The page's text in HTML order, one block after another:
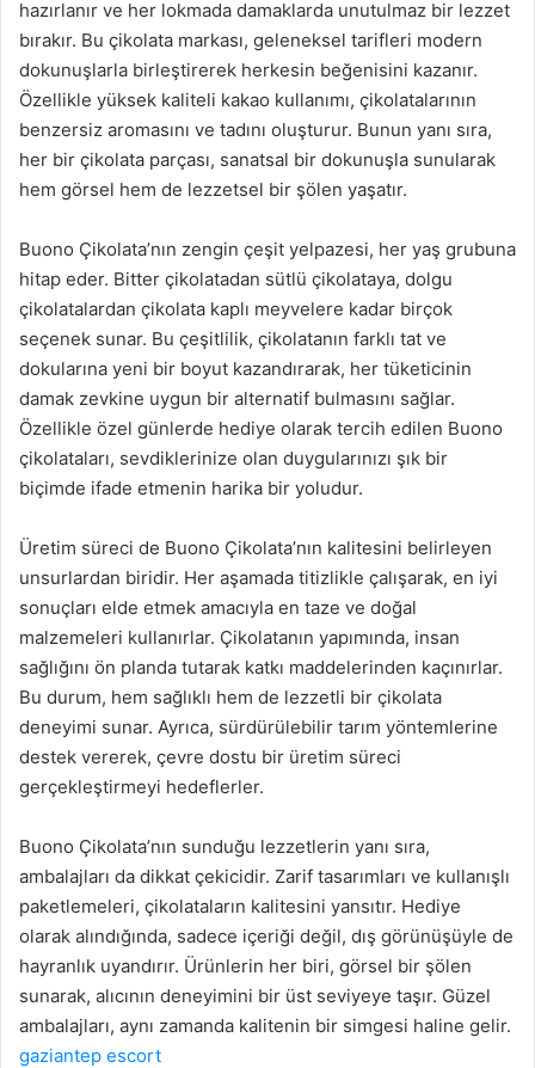
hazırlanır ve her lokmada damaklarda unutulmaz bir lezzet
bırakır. Bu çikolata markası, geleneksel tarifleri modern
dokunuşlarla birleştirerek herkesin beğenisini kazanır.
Özellikle yüksek kaliteli kakao kullanımı, çikolatalarının
benzersiz aromasını ve tadını oluşturur. Bunun yanı sıra,
her bir çikolata parçası, sanatsal bir dokunuşla sunularak
hem görsel hem de lezzetsel bir şölen yaşatır.
Buono Çikolata’nın zengin çeşit yelpazesi, her yaş grubuna
hitap eder. Bitter çikolatadan sütlü çikolataya, dolgu
çikolatalardan çikolata kaplı meyvelere kadar birçok
seçenek sunar. Bu çeşitlilik, çikolatanın farklı tat ve
dokularına yeni bir boyut kazandırarak, her tüketicinin
damak zevkine uygun bir alternatif bulmasını sağlar.
Özellikle özel günlerde hediye olarak tercih edilen Buono
çikolataları, sevdiklerinize olan duygularınızı şık bir
biçimde ifade etmenin harika bir yoludur.
Üretim süreci de Buono Çikolata’nın kalitesini belirleyen
unsurlardan biridir. Her aşamada titizlikle çalışarak, en iyi
sonuçları elde etmek amacıyla en taze ve doğal
malzemeleri kullanırlar. Çikolatanın yapımında, insan
sağlığını ön planda tutarak katkı maddelerinden kaçınırlar.
Bu durum, hem sağlıklı hem de lezzetli bir çikolata
deneyimi sunar. Ayrıca, sürdürülebilir tarım yöntemlerine
destek vererek, çevre dostu bir üretim süreci
gerçekleştirmeyi hedeflerler.
Buono Çikolata’nın sunduğu lezzetlerin yanı sıra,
ambalajları da dikkat çekicidir. Zarif tasarımları ve kullanışlı
paketlemeleri, çikolataların kalitesini yansıtır. Hediye
olarak alındığında, sadece içeriği değil, dış görünüşüyle de
hayranlık uyandırır. Ürünlerin her biri, görsel bir şölen
sunarak, alıcının deneyimini bir üst seviyeye taşır. Güzel
ambalajları, aynı zamanda kalitenin bir simgesi haline gelir.
gaziantep escort